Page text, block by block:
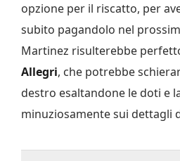
opzione per il riscatto, per
subito pagandolo nel
Martinez risulterebbe
Allegri, che potrebbe
destro esaltandone le doti e
minuziosamente sui dettagli